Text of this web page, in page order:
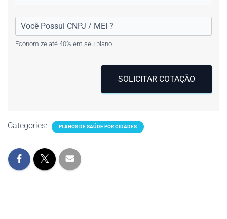
Economize até 40% em seu plano.
SOLICITAR COTAÇÃO
Categories: PLANOS DE SAÚDE POR CIDADES